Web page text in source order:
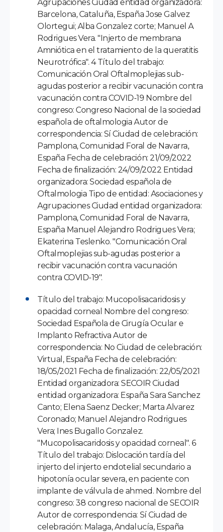
Agrupaciones Ciudad entidad organizadora:
Barcelona, Cataluña, España Jose Galvez
Olortegui; Alba Gonzalez corte; Manuel A
Rodrigues Vera. "Injerto de membrana
Amniótica en el tratamiento de la queratitis
Neurotrófica". 4 Título del trabajo:
Comunicación Oral Oftalmoplejias sub-
agudas posterior a recibir vacunación contra
vacunación contra COVID-19 Nombre del
congreso: Congreso Nacional de la sociedad
española de oftalmologia Autor de
correspondencia: Sí Ciudad de celebración:
Pamplona, Comunidad Foral de Navarra,
España Fecha de celebración: 21/09/2022
Fecha de finalización: 24/09/2022 Entidad
organizadora: Sociedad española de
Oftalmologia Tipo de entidad: Asociaciones y
Agrupaciones Ciudad entidad organizadora:
Pamplona, Comunidad Foral de Navarra,
España Manuel Alejandro Rodrigues Vera;
Ekaterina Teslenko. "Comunicación Oral
Oftalmoplejias sub-agudas posterior a
recibir vacunación contra vacunación
contra COVID-19".
Título del trabajo: Mucopolisacaridosis y
opacidad corneal Nombre del congreso:
Sociedad Española de Cirugía Ocular e
Implanto Refractiva Autor de
correspondencia: No Ciudad de celebración:
Virtual, España Fecha de celebración:
18/05/2021 Fecha de finalización: 22/05/2021
Entidad organizadora: SECOIR Ciudad
entidad organizadora: España Sara Sanchez
Canto; Elena Saenz Decker; Marta Alvarez
Coronado; Manuel Alejandro Rodrigues
Vera; Ines Bugallo Gonzalez.
"Mucopolisacaridosis y opacidad corneal". 6
Título del trabajo: Dislocación tardía del
injerto del injerto endotelial secundario a
hipotonía ocular severa, en paciente con
implante de válvula de ahmed. Nombre del
congreso: 38 congreso nacional de SECOIR
Autor de correspondencia: Sí Ciudad de
celebración: Malaga, Andalucía, España